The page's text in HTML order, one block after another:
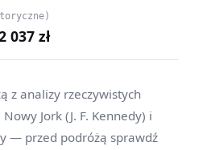
037 zł
z analizy rzeczywistych
Jork (J. F. Kennedy) i
— przed podróżą sprawdź